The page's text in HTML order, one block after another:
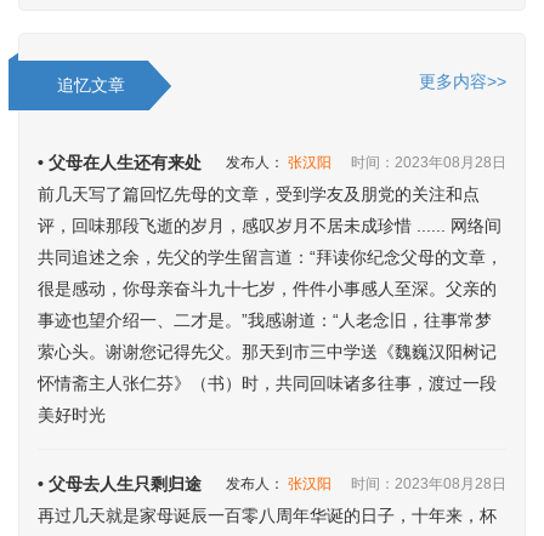
追忆文章 更多内容>>
• 父母在人生还有来处 发布人： 张汉阳 时间：2023年08月28日
前几天写了篇回忆先母的文章，受到学友及朋党的关注和点
评，回味那段飞逝的岁月，感叹岁月不居未成珍惜 ...... 网络间
共同追述之余，先父的学生留言道：“拜读你纪念父母的文章，
很是感动，你母亲奋斗九十七岁，件件小事感人至深。父亲的
事迹也望介绍一、二才是。”我感谢道：“人老念旧，往事常梦
萦心头。谢谢您记得先父。那天到市三中学送《魏巍汉阳树记
怀情斋主人张仁芬》（书）时，共同回味诸多往事，渡过一段
美好时光
• 父母去人生只剩归途 发布人： 张汉阳 时间：2023年08月28日
再过几天就是家母诞辰一百零八周年华诞的日子，十年来，杯